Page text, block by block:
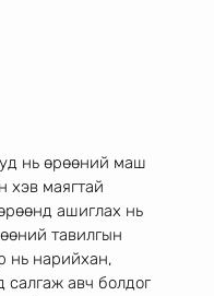
нь өрөөний маш
хэв маягтай
ашиглах нь
тавилгын
нь нарийхан,
салгаж авч болдог